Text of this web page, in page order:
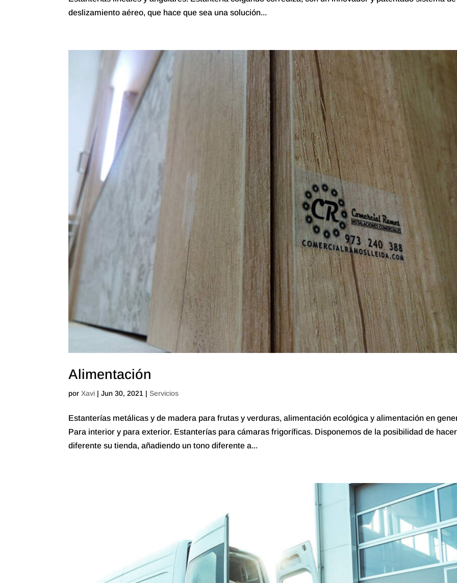
deslizamiento aéreo, que hace que sea una solución...
Alimentación
porXavi |Jun 30, 2021 | Servicios
Estanterías metálicas y de madera para frutas y verduras, alimentación ecológica y alimentación en
Para interior y para exterior. Estanterías para cámaras frigoríficas. Disponemos de la posibilidad de hacer
diferente su tienda, añadiendo un tono diferente a...